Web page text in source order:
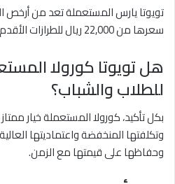
تويوتا يارس المستعملة تعد من أرخص
سعرها من 22,000 ريال للطرازات الأقدم والتي لا تزال بحالة جيدة نسبياً.
هل تويوتا كورولا
للطلاب والشباب؟
بكل تأكيد، كورولا المستعملة خيار
وتكلفتها المنخفضة واعتماديتها
وحفاظها على قيمتها مع الزمن.